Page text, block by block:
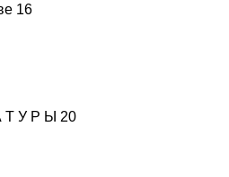
16
У Р Ы 20